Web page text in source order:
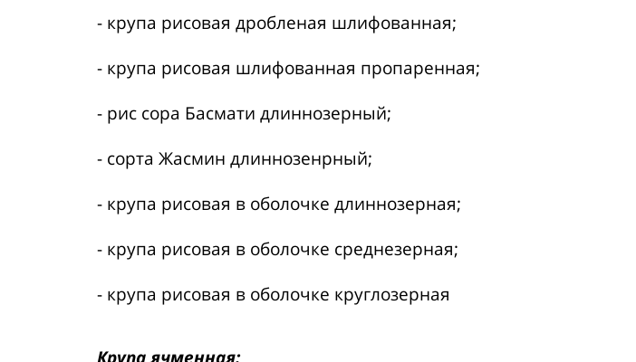
- крупа рисовая дробленая шлифованная;
- крупа рисовая шлифованная пропаренная;
- рис сора Басмати длиннозерный;
- сорта Жасмин длиннозенрный;
- крупа рисовая в оболочке длиннозерная;
- крупа рисовая в оболочке среднезерная;
- крупа рисовая в оболочке круглозерная